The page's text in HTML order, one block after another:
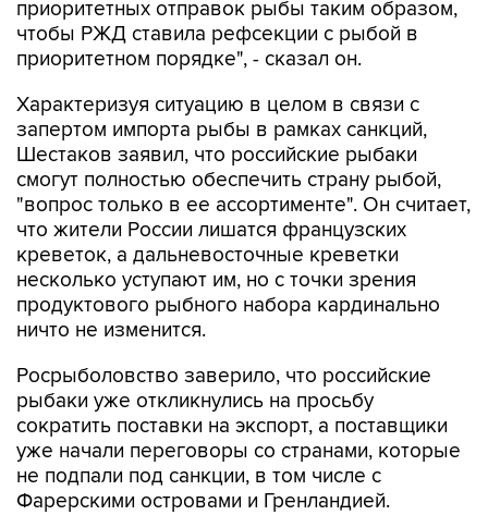
приоритетных отправок рыбы таким образом,
чтобы РЖД ставила рефсекции с рыбой в
приоритетном порядке", - сказал он.
Характеризуя ситуацию в целом в связи с
запертом импорта рыбы в рамках санкций,
Шестаков заявил, что российские рыбаки
смогут полностью обеспечить страну рыбой,
"вопрос только в ее ассортименте". Он считает,
что жители России лишатся французских
креветок, а дальневосточные креветки
несколько уступают им, но с точки зрения
продуктового рыбного набора кардинально
ничто не изменится.
Росрыболовство заверило, что российские
рыбаки уже откликнулись на просьбу
сократить поставки на экспорт, а поставщики
уже начали переговоры со странами, которые
не подпали под санкции, в том числе с
Фарерскими островами и Гренландией.